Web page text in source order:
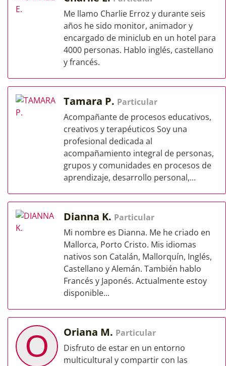
Me llamo Charlie Erroz y durante seis
años he sido monitor, animador y
encargado de miniclub en un hotel para
4000 personas. Hablo inglés, castellano
y francés.
Tamara P. Particular
Acompañante de procesos educativos,
creativos y terapéuticos Soy una
profesional dedicada al
acompañamiento integral de personas,
grupos y comunidades en procesos de
aprendizaje, desarrollo personal,...
Dianna K. Particular
Mi nombre es Dianna. Me he criado en
Mallorca, Porto Cristo. Mis idiomas
nativos son Catalán, Mallorquín, Inglés,
Castellano y Alemán. También hablo
Francés y Japonés. Actualmente estoy
disponible...
O Oriana M. Particular
Disfruto de estar en un entorno
multicultural y compartir con las